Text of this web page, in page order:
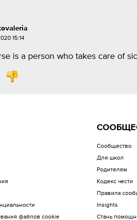
15:14
is a person who takes care of
файлов cookie
Сообщество
Для школ
Родителям
Кодекс чести
Правила
Insights
Стань